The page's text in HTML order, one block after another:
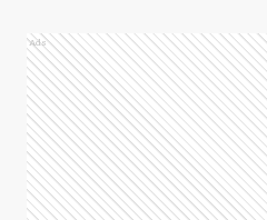
Ads